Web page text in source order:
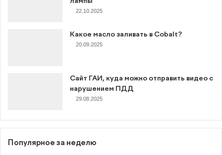
22.10.2025
Какое масло заливать в Cobalt?
20.09.2025
Сайт ГАИ, куда можно отправить видео с
нарушением ПДД
29.08.2025
Популярное за неделю